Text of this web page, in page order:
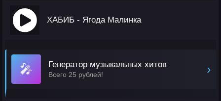
ХАБИБ - Ягода Малинка
🎤 Генератор музыкальных хитов
Всего 25 рублей! ›